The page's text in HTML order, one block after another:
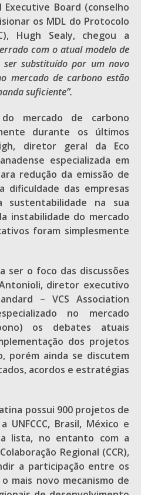
Board (conselho
os MDL do Protocolo
Hugh Sealy, chegou a
com o atual modelo de
ser substituído por um novo
mercado de carbono estão
suficiente”.
mercado de carbono
durante os últimos
diretor geral da Eco
especializada em
redução da emissão de
dificuldade das empresas
sustentabilidade na sua
instabilidade do mercado
foram simplesmente
ser o foco das discussões
diretor executivo
– VCS Association
no mercado
os debates atuais
dos projetos
porém ainda se discutem
acordos e estratégias
possui 900 projetos de
Brasil, México e
lista, no entanto com a
Regional (CCR),
a participação entre os
o mais novo mecanismo de